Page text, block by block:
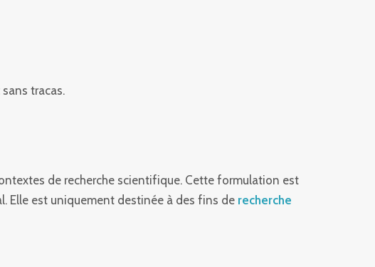
tracas.
de recherche scientifique. Cette formulation est
Elle est uniquement destinée à des fins de recherche